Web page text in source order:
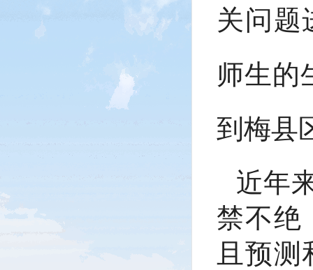
关问题
师生
到梅县
近年
禁不绝
且预测